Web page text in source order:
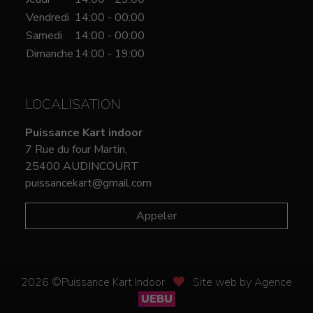
Vendredi 14:00 - 00:00
Samedi
14:00 - 00:00
Dimanche 14:00 - 19:00
LOCALISATION
Puissance Kart indoor
7 Rue du four Martin,
25400 AUDINCOURT
puissancekart@gmail.com
Appeler
2026 ©Puissance Kart Indoor
Site web by Agence
UEBU